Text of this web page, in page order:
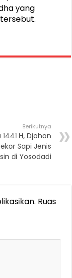
yang
Berikutnya
H, Djohan
Sapi Jenis
di Yosodadi
Ruas